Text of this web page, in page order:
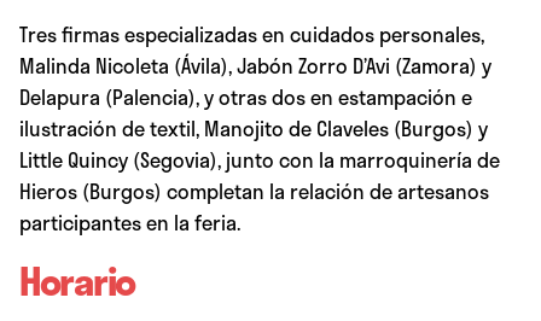
Tres firmas especializadas en cuidados personales,
Malinda Nicoleta (Ávila), Jabón Zorro D’Avi (Zamora) y
Delapura (Palencia), y otras dos en estampación e
ilustración de textil, Manojito de Claveles (Burgos) y
Little Quincy (Segovia), junto con la marroquinería de
Hieros (Burgos) completan la relación de artesanos
participantes en la feria.
Horario